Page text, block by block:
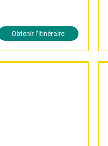
Obtenir l’itinéraire